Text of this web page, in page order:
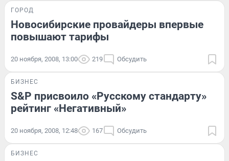
ГОРОД
Новосибирские провайдеры впервые
повышают тарифы
20 ноября, 2008, 13:00 219 Обсудить
БИЗНЕС
S&P присвоило «Русскому стандарту»
рейтинг «Негативный»
20 ноября, 2008, 12:48 167 Обсудить
БИЗНЕС